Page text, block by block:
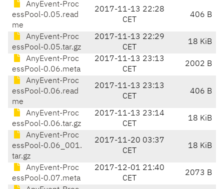
AnyEvent-Proc
essPool-0.05.read
me
2017-11-13 22:28
CET
406 B
AnyEvent-Proc
essPool-0.05.tar.gz
2017-11-13 22:29
CET
18 KiB
AnyEvent-Proc
essPool-0.06.meta
2017-11-13 23:13
CET
2002 B
AnyEvent-Proc
essPool-0.06.read
me
2017-11-13 23:13
CET
406 B
AnyEvent-Proc
essPool-0.06.tar.gz
2017-11-13 23:14
CET
18 KiB
AnyEvent-Proc
essPool-0.06_001.
tar.gz
2017-11-20 03:37
CET
18 KiB
AnyEvent-Proc
essPool-0.07.meta
2017-12-01 21:40
CET
2073 B